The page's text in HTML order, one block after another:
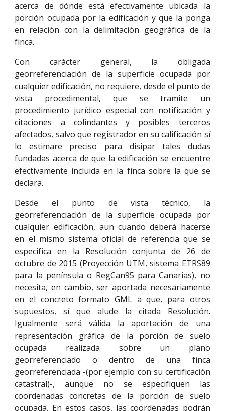
acerca de dónde está efectivamente ubicada la
porción ocupada por la edificación y que la ponga
en relación con la delimitación geográfica de la
finca.
Con carácter general, la obligada
georreferenciación de la superficie ocupada por
cualquier edificación, no requiere, desde el punto de
vista procedimental, que se tramite un
procedimiento jurídico especial con notificación y
citaciones a colindantes y posibles terceros
afectados, salvo que registrador en su calificación sí
lo estimare preciso para disipar tales dudas
fundadas acerca de que la edificación se encuentre
efectivamente incluida en la finca sobre la que se
declara.
Desde el punto de vista técnico, la
georreferenciación de la superficie ocupada por
cualquier edificación, aun cuando deberá hacerse
en el mismo sistema oficial de referencia que se
especifica en la Resolución conjunta de 26 de
octubre de 2015 (Proyección UTM, sistema ETRS89
para la península o RegCan95 para Canarias), no
necesita, en cambio, ser aportada necesariamente
en el concreto formato GML a que, para otros
supuestos, sí que alude la citada Resolución.
Igualmente será válida la aportación de una
representación gráfica de la porción de suelo
ocupada realizada sobre un plano
georreferenciado o dentro de una finca
georreferenciada -(por ejemplo con su certificación
catastral)-, aunque no se especifiquen las
coordenadas concretas de la porción de suelo
ocupada. En estos casos, las coordenadas podrán